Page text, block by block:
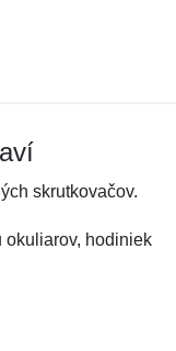
skrutkovačov.
okuliarov, hodiniek